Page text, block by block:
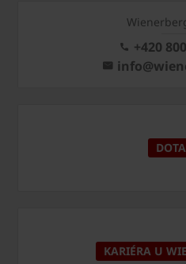
+420
KARIÉRA U